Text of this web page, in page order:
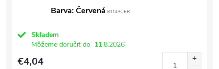
Barva: Červená 8150/CER
Skladem
Môžeme doručiť do 11.8.2026
€4,04